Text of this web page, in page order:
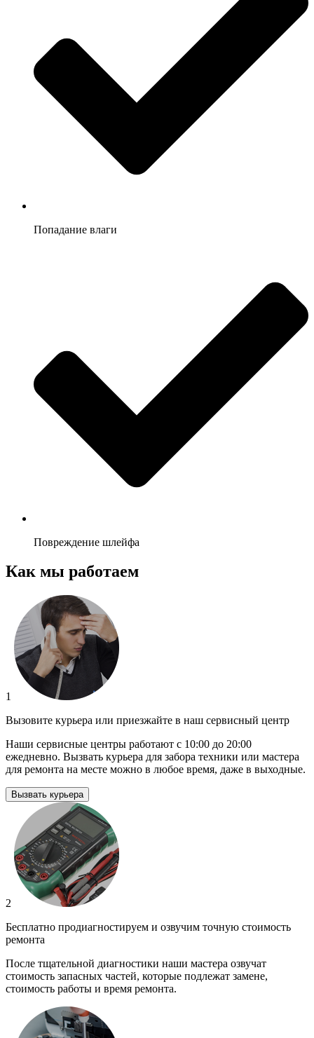
Попадание влаги
Повреждение шлейфа
Как мы работаем
1
Вызовите курьера или приезжайте в наш сервисный центр
Наши сервисные центры работают с 10:00 до 20:00
ежедневно. Вызвать курьера для забора техники или мастера
для ремонта на месте можно в любое время, даже в выходные.
Вызвать курьера
2
Бесплатно продиагностируем и озвучим точную стоимость
ремонта
После тщательной диагностики наши мастера озвучат
стоимость запасных частей, которые подлежат замене,
стоимость работы и время ремонта.